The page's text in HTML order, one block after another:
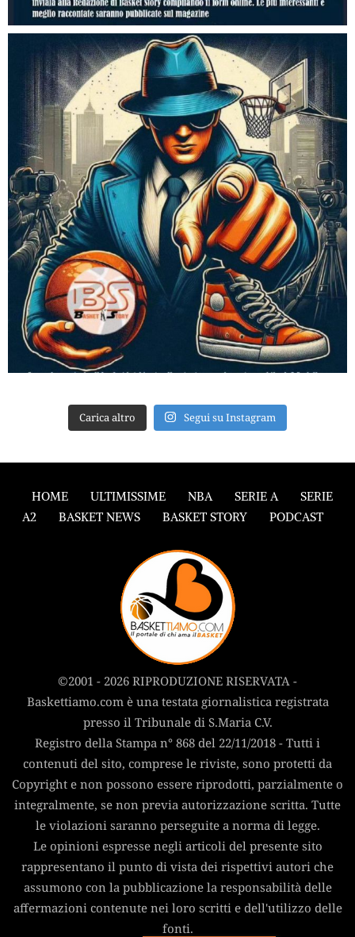
Carica altro Segui su Instagram
HOME ULTIMISSIME NBA SERIE A
SERIE
A2
BASKET NEWS BASKET STORY PODCAST
©2001 - 2026 RIPRODUZIONE RISERVATA -
Baskettiamo.com è una testata giornalistica registrata
presso il Tribunale di S.Maria C.V.
Registro della Stampa n° 868 del 22/11/2018 - Tutti i
contenuti del sito, comprese le riviste, sono protetti da
Copyright e non possono essere riprodotti, parzialmente o
integralmente, se non previa autorizzazione scritta. Tutte
le violazioni saranno perseguite a norma di legge.
Le opinioni espresse negli articoli del presente sito
rappresentano il punto di vista dei rispettivi autori che
assumono con la pubblicazione la responsabilità delle
affermazioni contenute nei loro scritti e dell'utilizzo delle
fonti.